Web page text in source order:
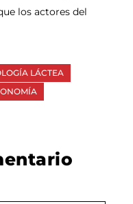
los actores del
LÁCTEA